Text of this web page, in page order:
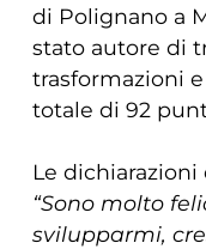
di Polignano a
stato autore di
trasformazioni
totale di 92
Le dichiarazioni
“Sono molto
svilupparmi,